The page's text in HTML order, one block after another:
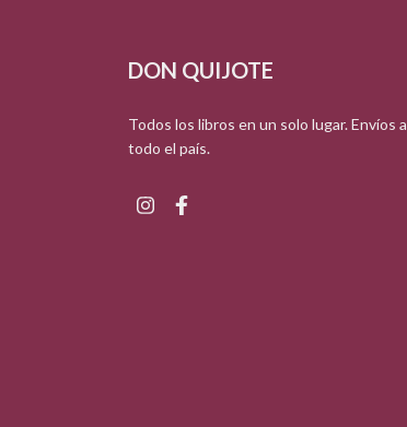
DON QUIJOTE
Todos los libros en un solo lugar. Envíos a
todo el país.